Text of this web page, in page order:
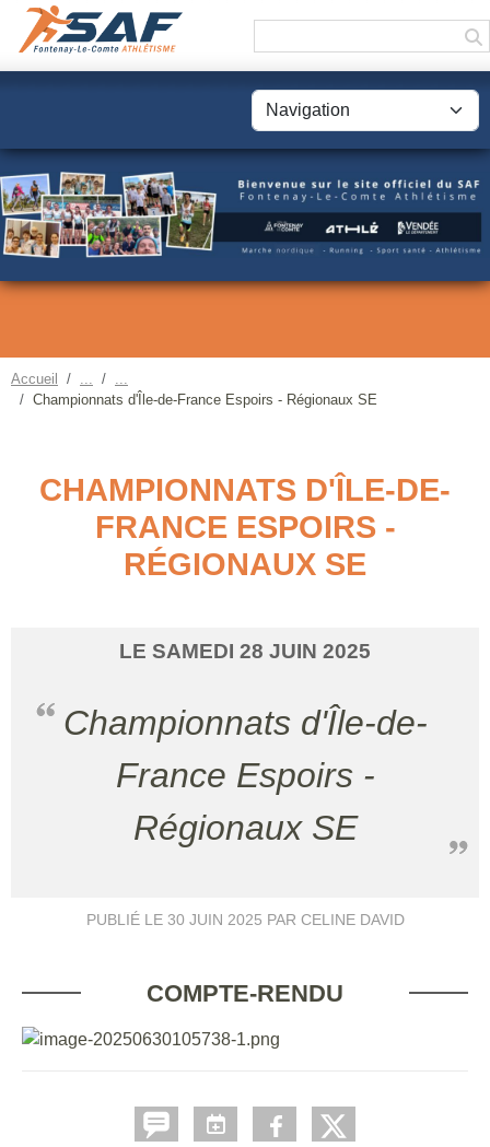
Accueil
Championnats d'Île-de-France Espoirs - Régionaux SE
CHAMPIONNATS D'ÎLE-DE-
FRANCE ESPOIRS -
RÉGIONAUX SE
LE SAMEDI 28 JUIN 2025
Championnats d'Île-de-
France Espoirs -
Régionaux SE
PUBLIÉ LE 30 JUIN 2025 PAR CELINE DAVID
COMPTE-RENDU
Panneau de gestion des cookies